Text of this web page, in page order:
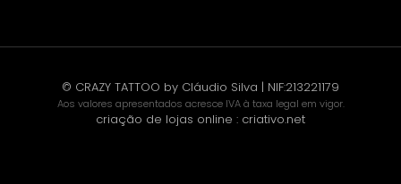
© CRAZY TATTOO by Cláudio Silva | NIF:213221179
Aos valores apresentados acresce IVA à taxa legal em vigor.
criação de lojas online : criativo.net